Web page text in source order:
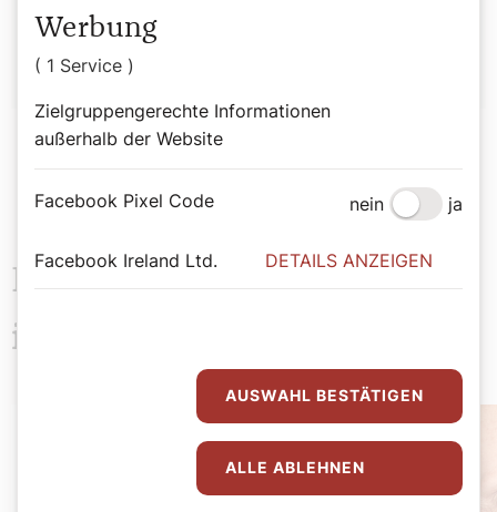
Klara-Antonia Csiszar
Das könnte Sie auch
interessieren
Werbung
( 1 Service )
Zielgruppengerechte Informationen
außerhalb der Website
Facebook Pixel Code nein ja
Facebook Ireland Ltd. DETAILS ANZEIGEN
AUSWAHL BESTÄTIGEN
ALLE ABLEHNEN